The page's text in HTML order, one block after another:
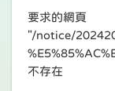
要求的網頁
"/notice/
不存在